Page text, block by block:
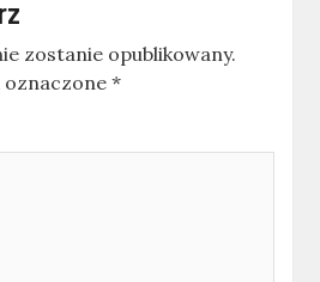
zostanie opublikowany.
oznaczone*